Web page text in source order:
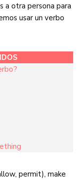
a otra persona para
usar un verbo
permit), make